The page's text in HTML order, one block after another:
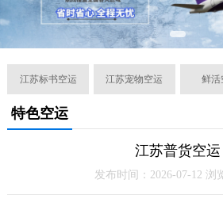
江苏标书空运 江苏宠物空运 鲜活
特色空运
江苏普货空运
发布时间：2026-07-12 浏